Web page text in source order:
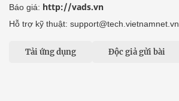
Báo giá: http://vads.vn
Hỗ trợ kỹ thuật: support@tech.vietnamnet.vn
Tải ứng dụng Độc giả gửi bài